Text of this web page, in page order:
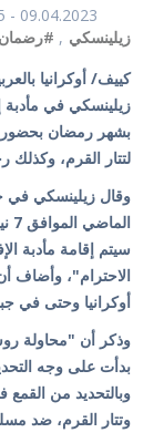
09.04.2023 - 16:15
زيلينسكي , #رضمان
كييف/ أوكرانيا
زيلينسكي في مأدبة
بشهر رمضان بحضور
لتتار القرم،
وقال زيلينسكي في
سيتم إقامة مأدبة
الاحترام"،
أوكرانيا وحتى في
وذكر أن "محاولة
بدأت على وجه
وبالتحديد من
وتتار القرم، ضد